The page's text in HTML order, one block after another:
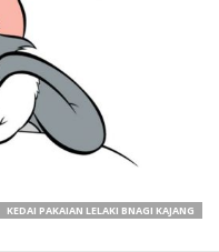
KEDAI PAKAIAN LELAKI BNAGI KAJANG